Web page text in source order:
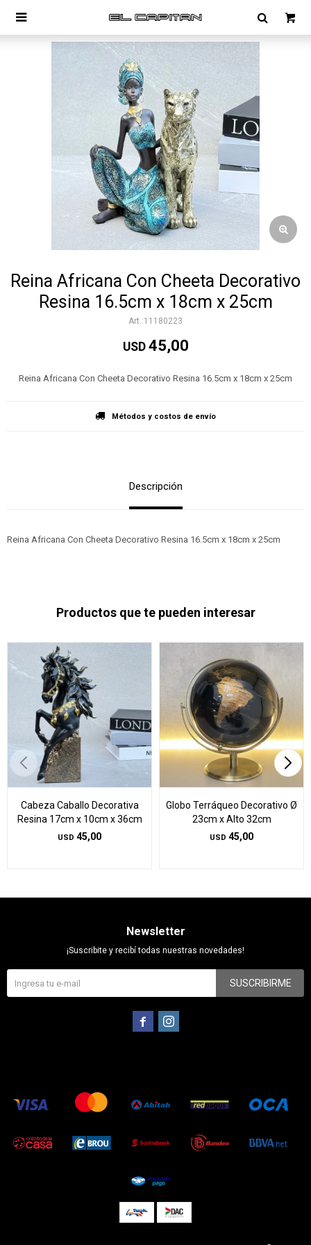

Reina Africana Con Cheeta Decorativo
Resina 16.5cm x 18cm x 25cm
11180223
USD 45,00
Reina Africana Con Cheeta Decorativo Resina 16.5cm x 18cm x 25cm
Métodos y costos de envío
Descripción
Reina Africana Con Cheeta Decorativo Resina 16.5cm x 18cm x 25cm
Productos que te pueden interesar
Cabeza Caballo Decorativa
Resina 17cm x 10cm x 36cm
USD 45,00
Globo Terráqueo Decorativo Ø
23cm x Alto 32cm
USD 45,00
Newsletter
¡Suscribite y recibí todas nuestras novedades!
SUSCRIBIRME
 